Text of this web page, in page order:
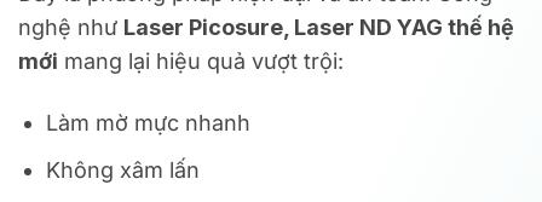
nghệ như Laser Picosure, Laser ND YAG thế hệ
mới mang lại hiệu quả vượt trội:
Làm mờ mực nhanh
Không xâm lấn